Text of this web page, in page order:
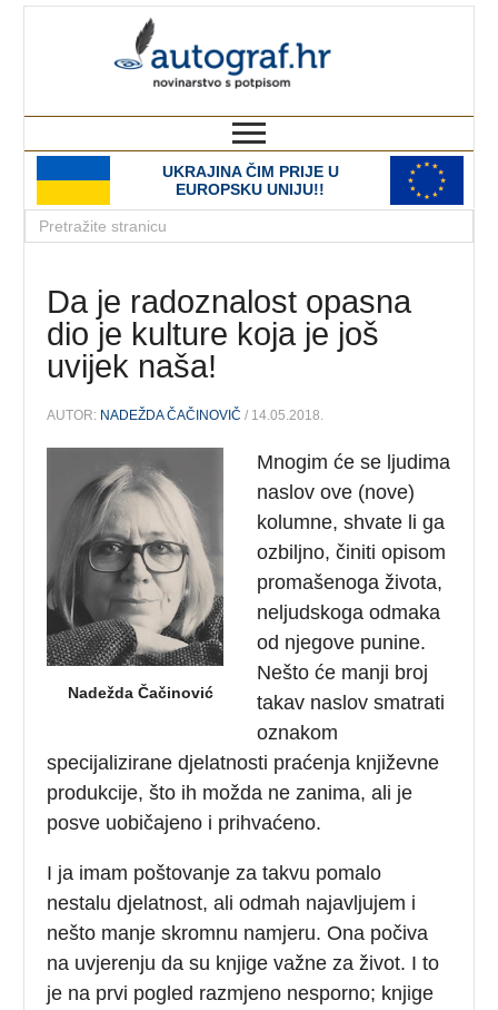
UKRAJINA ČIM PRIJE U
EUROPSKU UNIJU!!
Da je radoznalost opasna
dio je kulture koja je još
uvijek naša!
AUTOR: NADEŽDA ČAČINOVIČ / 14.05.2018.
Nadežda Čačinović
Mnogim će se ljudima
naslov ove (nove)
kolumne, shvate li ga
ozbiljno, činiti opisom
promašenoga života,
neljudskoga odmaka
od njegove punine.
Nešto će manji broj
takav naslov smatrati
oznakom
specijalizirane djelatnosti praćenja književne
produkcije, što ih možda ne zanima, ali je
posve uobičajeno i prihvaćeno.
I ja imam poštovanje za takvu pomalo
nestalu djelatnost, ali odmah najavljujem i
nešto manje skromnu namjeru. Ona počiva
na uvjerenju da su knjige važne za život. I to
je na prvi pogled razmjeno nesporno; knjige